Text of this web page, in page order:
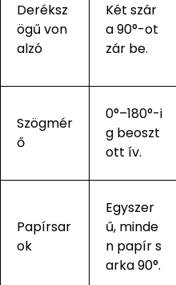
Deréksz
ögű von
alzó
Két szár
a 90°-ot
zár be.
Szögmér
ő
0°–180°-i
g beoszt
ott ív.
Papírsar
ok
Egyszer
ű, minde
n papír s
arka 90°.